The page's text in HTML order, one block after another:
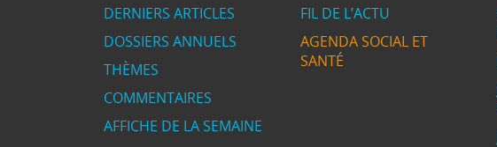
DERNIERS ARTICLES
DOSSIERS ANNUELS
THÈMES
COMMENTAIRES
AFFICHE DE LA SEMAINE
FIL DE L’ACTU
AGENDA SOCIAL ET
SANTÉ